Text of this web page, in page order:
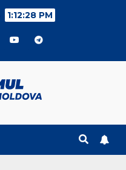
1:12:29 PM